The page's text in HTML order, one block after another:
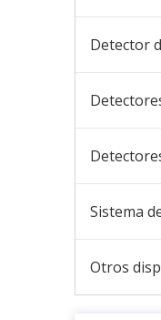
Sistema